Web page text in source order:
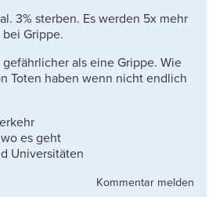
3% sterben. Es werden 5x mehr
Grippe.
als eine Grippe. Wie
Toten haben wenn nicht endlich
es geht
Universitäten
Kommentar melden